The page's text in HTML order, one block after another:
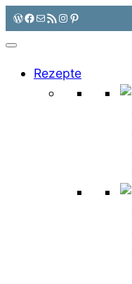
Zum
Inhalt
WordPress Facebook E-Mail RSS-Feed Instagram Pinterest
Rezepte